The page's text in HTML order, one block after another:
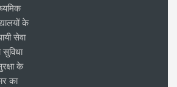
के
सेवा
सुविधा
के
का